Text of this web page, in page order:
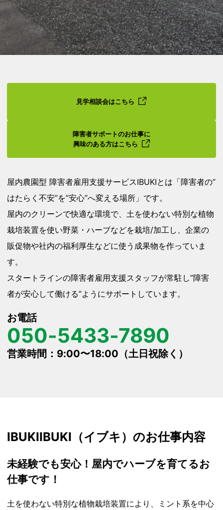
屋内農園型 障害者雇用支援サービスIBUKIとは「障害者の”
はたらく不安”を”安心”へ変える場所」です。
屋内のクリーンで快適な環境で、土を使わない特別な植物
栽培装置を使い野菜・ハーブなどを栽培/加工し、企業の
販促物や社内の福利厚生などに使う成果物を作っていま
す。
スタートラインの障害者雇用支援スタッフが常駐し”障害
者が安心して働ける”ようにサポートしています。
お電話
050-5433-7890
営業時間：9:00〜18:00（土日祝除く）
見学相談会はこちら
障害者サポートのお仕事に
興味のある方はこちら
IBUKIIBUKI（イブキ）のお仕事内容
未経験でも安心！屋内でハーブを育てるお
仕事です！
土を使わない特別な植物栽培装置により、ミント系を中心